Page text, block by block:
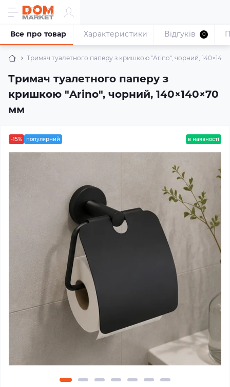
Тримач туалетного паперу з кришкою "Arino", чорний,
Тримач туалетного паперу з
кришкою "Arino", чорний, 140×140×70
мм
Все про товар Характеристики Відгуків 0
-15% популярний в наявності